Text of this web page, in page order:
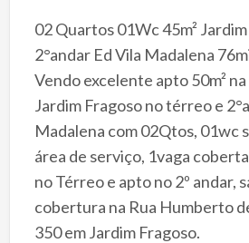
02 Quartos 01Wc 45m²
2°andar Ed Vila Madalena
Vendo excelente apto 50m²
Jardim Fragoso no térreo e
Madalena com 02Qtos, 01wc
área de serviço, 1vaga
no Térreo e apto no 2º andar,
cobertura na Rua Humberto
350 em Jardim Fragoso.